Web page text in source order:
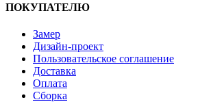
ПОКУПАТЕЛЮ
Замер
Дизайн-проект
Пользовательское соглашение
Доставка
Оплата
Сборка